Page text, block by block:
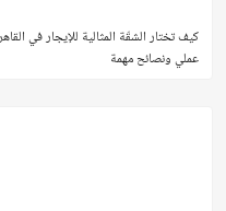
كيف تختار الشقّة المثالية للإيجار في
عملي ونصائح مهمة